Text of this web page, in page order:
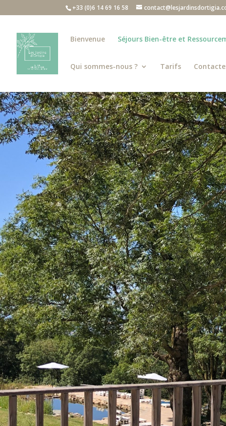
+33 (0)6 14 69 16 58
Bienvenue Séjours Bien-être et
Qui sommes-nous ? Tarifs